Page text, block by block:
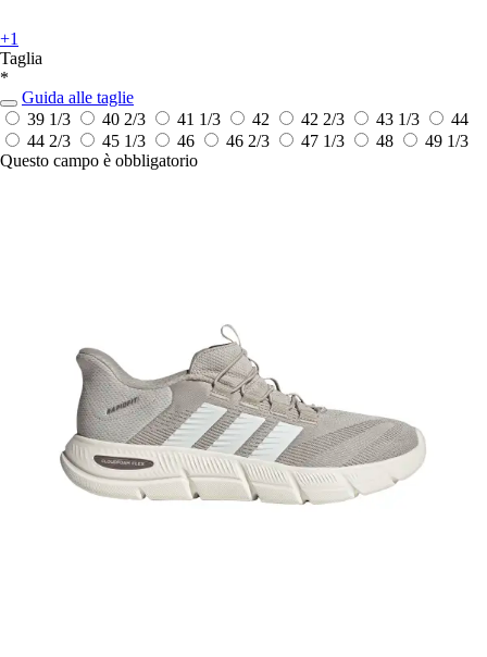
+1
Taglia
*
Guida alle taglie
39 1/3
40 2/3 41 1/3 42 42 2/3 43 1/3
44
44 2/3
45 1/3 46 46 2/3 47 1/3 48
49 1/3
Questo campo è obbligatorio